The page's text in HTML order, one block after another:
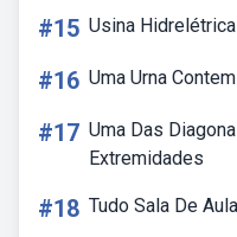
#15 Usina
#16 Uma Urna
#17 Uma Das
Extremidades
#18 Tudo Sala De